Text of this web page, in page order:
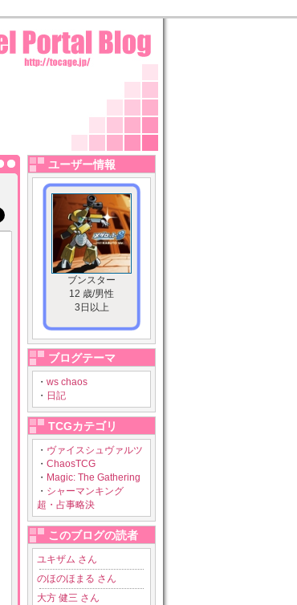
ユーザー情報
ブンスター
12 歳/男性
3日以上
ブログテーマ
・ ws chaos
・ 日記
TCGカテゴリ
・ ヴァイスシュヴァルツ
・ ChaosTCG
・ Magic: The Gathering
・ シャーマンキング
超・占事略決
このブログの読者
ユキザム さん
のほのほまる さん
大方 健三 さん